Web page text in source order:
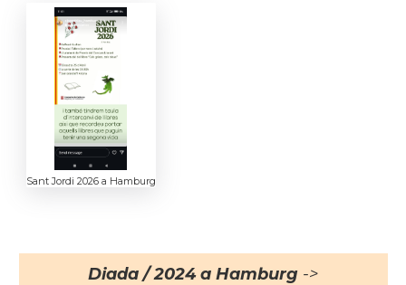
Sant Jordi 2026 a Hamburg
Diada / 2024 a Hamburg ->